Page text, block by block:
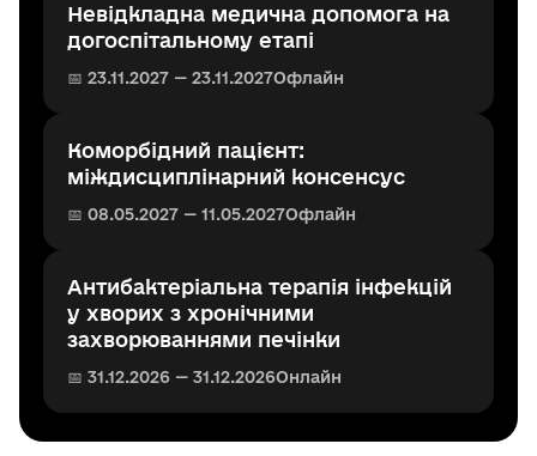
Невідкладна медична допомога на
догоспітальному етапі
📅 23.11.2027 — 23.11.2027Офлайн
Коморбідний пацієнт:
міждисциплінарний консенсус
📅 08.05.2027 — 11.05.2027Офлайн
Антибактеріальна терапія інфекцій
у хворих з хронічними
захворюваннями печінки
📅 31.12.2026 — 31.12.2026Онлайн